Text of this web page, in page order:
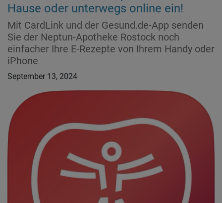
Hause oder unterwegs online ein!
Mit CardLink und der Gesund.de-App senden
Sie der Neptun-Apotheke Rostock noch
einfacher Ihre E-Rezepte von Ihrem Handy oder
iPhone
September 13, 2024